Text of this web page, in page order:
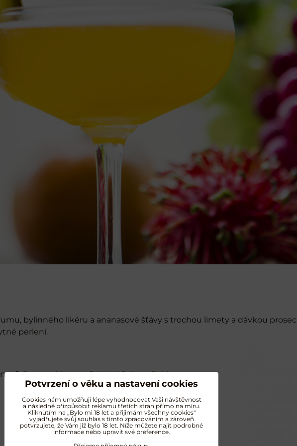
bylinného likéru a ananasové šťávy s trochou limety a dávkou
perlení.
Captain Morgan Original Spiced Gold
Potvrzení o věku a nastavení cookies
Cookies nám umožňují lépe vyhodnocovat Vaši návštěvnost
a následně přizpůsobit reklamu třetích stran přímo na míru.
Kliknutím na „Bylo mi 18 let a přijimám všechny cookies"
vyjadřujete svůj souhlas s tímto zpracováním a zároveň
potvrzujete, že Vám již bylo 18 let. Níže můžete najít podrobné
informace nebo upravit své preference.